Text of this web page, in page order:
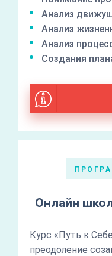
Анализ
Анализ
Анализ
Создания
Онлайн
Курс «Путь к
преодоление